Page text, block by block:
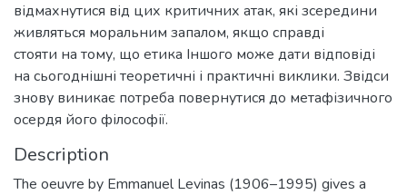
відмахнутися від цих критичних атак, які зсередини
живляться моральним запалом, якщо справді
стояти на тому, що етика Іншого може дати відповіді
на сьогоднішні теоретичні і практичні виклики. Звідси
знову виникає потреба повернутися до метафізичного
осердя його філософії.
Description
The oeuvre by Emmanuel Levinas (1906–1995) gives a